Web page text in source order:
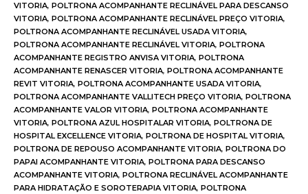
VITORIA, POLTRONA ACOMPANHANTE RECLINÁVEL PARA DESCANSO
VITORIA, POLTRONA ACOMPANHANTE RECLINÁVEL PREÇO VITORIA,
POLTRONA ACOMPANHANTE RECLINÁVEL USADA VITORIA,
POLTRONA ACOMPANHANTE RECLINÁVEL VITORIA, POLTRONA
ACOMPANHANTE REGISTRO ANVISA VITORIA, POLTRONA
ACOMPANHANTE RENASCER VITORIA, POLTRONA ACOMPANHANTE
REVIT VITORIA, POLTRONA ACOMPANHANTE USADA VITORIA,
POLTRONA ACOMPANHANTE VALLITECH PREÇO VITORIA, POLTRONA
ACOMPANHANTE VALOR VITORIA, POLTRONA ACOMPANHANTE
VITORIA, POLTRONA AZUL HOSPITALAR VITORIA, POLTRONA DE
HOSPITAL EXCELLENCE VITORIA, POLTRONA DE HOSPITAL VITORIA,
POLTRONA DE REPOUSO ACOMPANHANTE VITORIA, POLTRONA DO
PAPAI ACOMPANHANTE VITORIA, POLTRONA PARA DESCANSO
ACOMPANHANTE VITORIA, POLTRONA RECLINÁVEL ACOMPANHANTE
PARA HIDRATAÇÃO E SOROTERAPIA VITORIA, POLTRONA